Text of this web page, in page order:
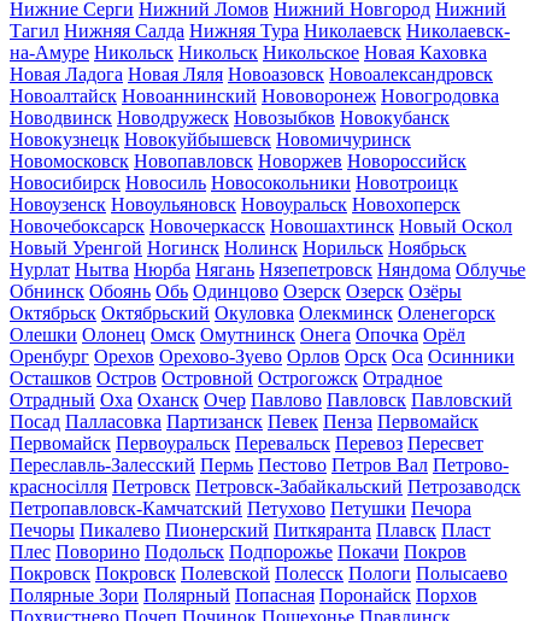
Нижние Серги Нижний Ломов Нижний Новгород Нижний
Тагил Нижняя Салда Нижняя Тура Николаевск Николаевск-
на-Амуре Никольск Никольск Никольское Новая Каховка
Новая Ладога Новая Ляля Новоазовск Новоалександровск
Новоалтайск Новоаннинский Нововоронеж Новогродовка
Новодвинск Новодружеск Новозыбков Новокубанск
Новокузнецк Новокуйбышевск Новомичуринск
Новомосковск Новопавловск Новоржев Новороссийск
Новосибирск Новосиль Новосокольники Новотроицк
Новоузенск Новоульяновск Новоуральск Новохоперск
Новочебоксарск Новочеркасск Новошахтинск Новый Оскол
Новый Уренгой Ногинск Нолинск Норильск Ноябрьск
Нурлат Нытва Нюрба Нягань Нязепетровск Няндома Облучье
Обнинск Обоянь Обь Одинцово Озерск Озерск Озёры
Октябрьск Октябрьский Окуловка Олекминск Оленегорск
Олешки Олонец Омск Омутнинск Онега Опочка Орёл
Оренбург Орехов Орехово-Зуево Орлов Орск Оса Осинники
Осташков Остров Островной Острогожск Отрадное
Отрадный Оха Оханск Очер Павлово Павловск Павловский
Посад Палласовка Партизанск Певек Пенза Первомайск
Первомайск Первоуральск Перевальск Перевоз Пересвет
Переславль-Залесский Пермь Пестово Петров Вал Петрово-
красносілля Петровск Петровск-Забайкальский Петрозаводск
Петропавловск-Камчатский Петухово Петушки Печора
Печоры Пикалево Пионерский Питкяранта Плавск Пласт
Плес Поворино Подольск Подпорожье Покачи Покров
Покровск Покровск Полевской Полесск Пологи Полысаево
Полярные Зори Полярный Попасная Поронайск Порхов
Похвистнево Почеп Починок Пошехонье Правдинск